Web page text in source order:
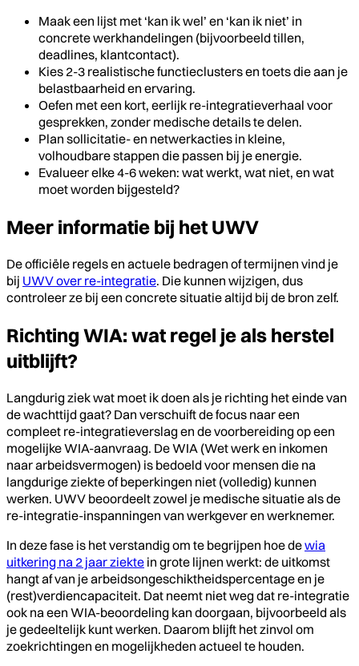
Maak een lijst met ‘kan ik wel’ en ‘kan ik niet’ in
concrete werkhandelingen (bijvoorbeeld tillen,
deadlines, klantcontact).
Kies 2-3 realistische functieclusters en toets die aan je
belastbaarheid en ervaring.
Oefen met een kort, eerlijk re-integratieverhaal voor
gesprekken, zonder medische details te delen.
Plan sollicitatie- en netwerkacties in kleine,
volhoudbare stappen die passen bij je energie.
Evalueer elke 4-6 weken: wat werkt, wat niet, en wat
moet worden bijgesteld?
Meer informatie bij het UWV
De officiële regels en actuele bedragen of termijnen vind je
bij UWV over re-integratie. Die kunnen wijzigen, dus
controleer ze bij een concrete situatie altijd bij de bron zelf.
Richting WIA: wat regel je als herstel
uitblijft?
Langdurig ziek wat moet ik doen als je richting het einde van
de wachttijd gaat? Dan verschuift de focus naar een
compleet re-integratieverslag en de voorbereiding op een
mogelijke WIA-aanvraag. De WIA (Wet werk en inkomen
naar arbeidsvermogen) is bedoeld voor mensen die na
langdurige ziekte of beperkingen niet (volledig) kunnen
werken. UWV beoordeelt zowel je medische situatie als de
re-integratie-inspanningen van werkgever en werknemer.
In deze fase is het verstandig om te begrijpen hoe dewia
uitkering na 2 jaar ziekte in grote lijnen werkt: de uitkomst
hangt af van je arbeidsongeschiktheidspercentage en je
(rest)verdiencapaciteit. Dat neemt niet weg dat re-integratie
ook na een WIA-beoordeling kan doorgaan, bijvoorbeeld als
je gedeeltelijk kunt werken. Daarom blijft het zinvol om
zoekrichtingen en mogelijkheden actueel te houden.